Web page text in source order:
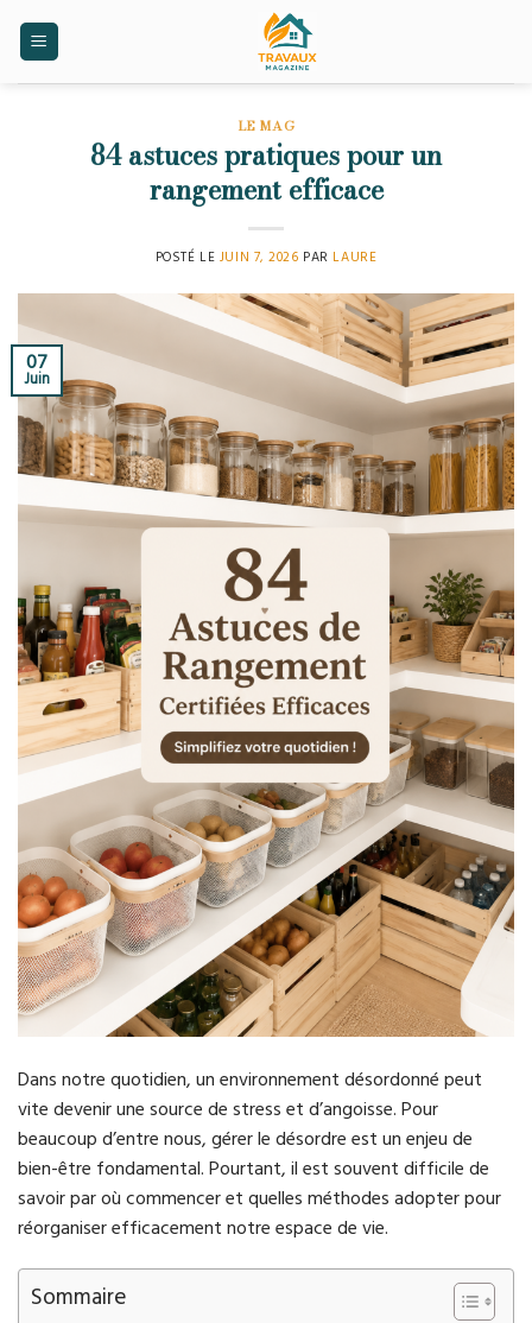
LE MAG
84 astuces pratiques pour un
rangement efficace
POSTÉ LE JUIN 7, 2026 PAR LAURE
07
Juin
Dans notre quotidien, un environnement désordonné peut
vite devenir une source de stress et d’angoisse. Pour
beaucoup d’entre nous, gérer le désordre est un enjeu de
bien-être fondamental. Pourtant, il est souvent difficile de
savoir par où commencer et quelles méthodes adopter pour
réorganiser efficacement notre espace de vie.
Sommaire